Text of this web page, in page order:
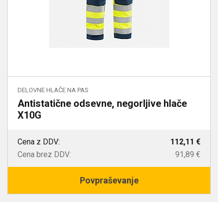
DELOVNE HLAČE NA PAS
Antistatične odsevne, negorljive hlače
X10G
Cena z DDV:
112,11 €
Cena brez DDV:
91,89 €
Povpraševanje